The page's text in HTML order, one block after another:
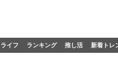
ライフ ランキング 推し活 新着トレ